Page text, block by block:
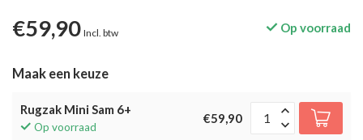
€59,90 Incl. btw Op voorraad
Maak een keuze
Rugzak Mini Sam 6+
Op voorraad
€59,90